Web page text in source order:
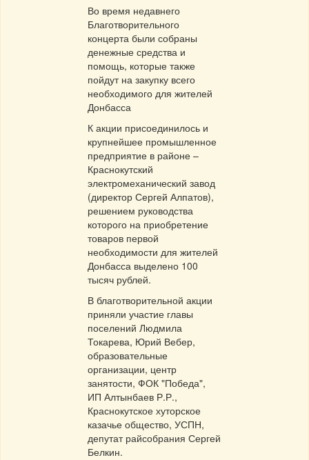
Во время недавнего
Благотворительного
концерта были собраны
денежные средства и
помощь, которые также
пойдут на закупку всего
необходимого для жителей
Донбасса
К акции присоединилось и
крупнейшее промышленное
предприятие в районе –
Краснокутский
электромеханический завод
(директор Сергей Алпатов),
решением руководства
которого на приобретение
товаров первой
необходимости для жителей
Донбасса выделено 100
тысяч рублей.
В благотворительной акции
приняли участие главы
поселений Людмила
Токарева, Юрий Вебер,
образовательные
организации, центр
занятости, ФОК "Победа",
ИП Алтынбаев Р.Р.,
Краснокутское хуторское
казачье общество, УСПН,
депутат райсобрания Сергей
Белкин.